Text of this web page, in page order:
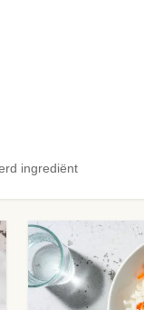
ingrediënt